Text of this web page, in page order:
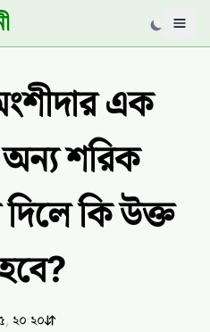
এক
অন্য শরিক
কি উক্ত
২০:২০